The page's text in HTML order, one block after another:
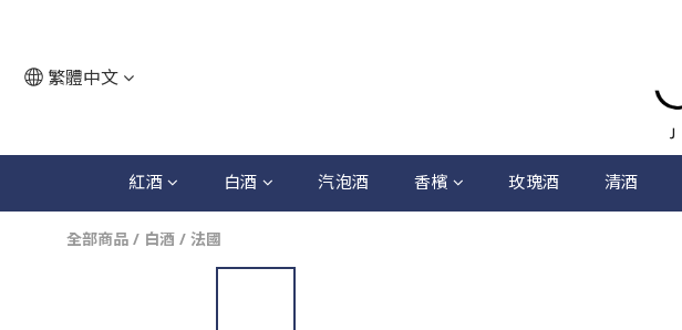
繁體中文
紅酒 白酒 汽泡酒 香檳 玫瑰酒 清酒
全部商品 / 白酒 / 法國